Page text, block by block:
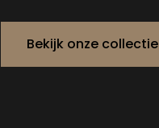
Bekijk onze collectie